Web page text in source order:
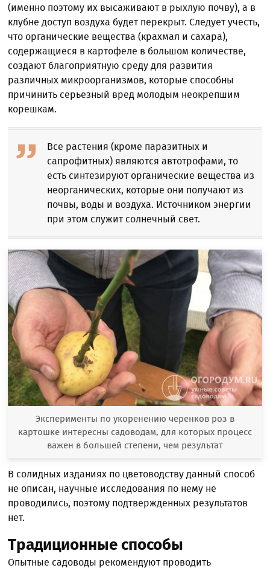
(именно поэтому их высаживают в рыхлую почву), а в
клубне доступ воздуха будет перекрыт. Следует учесть,
что органические вещества (крахмал и сахара),
содержащиеся в картофеле в большом количестве,
создают благоприятную среду для развития
различных микроорганизмов, которые способны
причинить серьезный вред молодым неокрепшим
корешкам.
Все растения (кроме паразитных и
сапрофитных) являются автотрофами, то
есть синтезируют органические вещества из
неорганических, которые они получают из
почвы, воды и воздуха. Источником энергии
при этом служит солнечный свет.
Эксперименты по укоренению черенков роз в
картошке интересны садоводам, для которых процесс
важен в большей степени, чем результат
В солидных изданиях по цветоводству данный способ
не описан, научные исследования по нему не
проводились, поэтому подтвержденных результатов
нет.
Традиционные способы
Опытные садоводы рекомендуют проводить